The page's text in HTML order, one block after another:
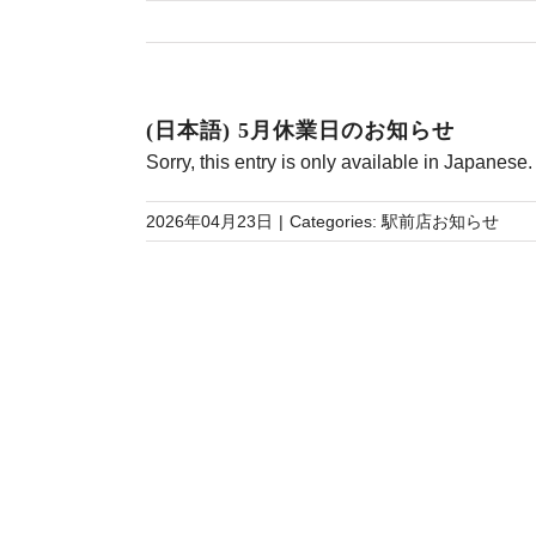
(日本語) 5月休業日のお知らせ
Sorry, this entry is only available in Japanese
2026年04月23日 Categories: 駅前店お知らせ